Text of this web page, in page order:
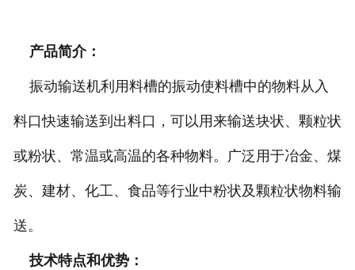
产品简介：
振动输送机利用料槽的振动使料槽中的物料从入
料口快速输送到出料口，可以用来输送块状、颗粒状
或粉状、常温或高温的各种物料。广泛用于冶金、煤
炭、建材、化工、食品等行业中粉状及颗粒状物料输
送。
技术特点和优势：